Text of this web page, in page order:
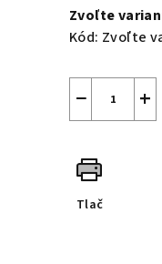
cena:
Zvoľte
Kód: Zvoľte
+
−
Tlač